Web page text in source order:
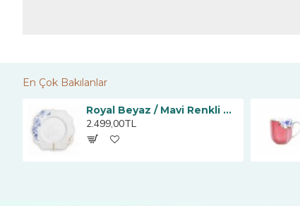
En Çok Bakılanlar
Royal Beyaz / Mavi Renkli Kahvaltı Tabağı 23.5
2.499,00TL